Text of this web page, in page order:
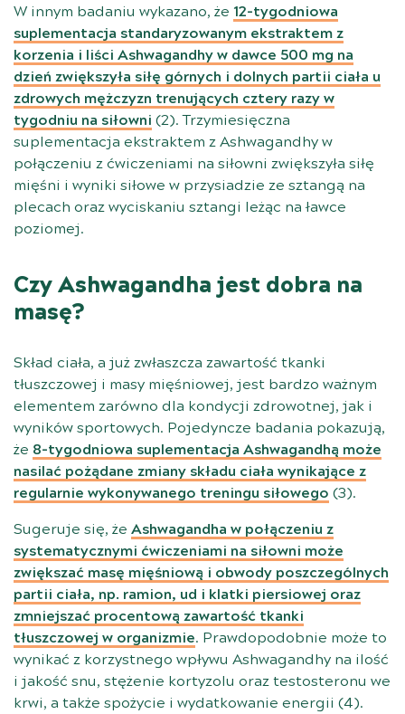
W innym badaniu wykazano, że 12-tygodniowa
suplementacja standaryzowanym ekstraktem z
korzenia i liści Ashwagandhy w dawce 500 mg na
dzień zwiększyła siłę górnych i dolnych partii ciała u
zdrowych mężczyzn trenujących cztery razy w
tygodniu na siłowni (2). Trzymiesięczna
suplementacja ekstraktem z Ashwagandhy w
połączeniu z ćwiczeniami na siłowni zwiększyła siłę
mięśni i wyniki siłowe w przysiadzie ze sztangą na
plecach oraz wyciskaniu sztangi leżąc na ławce
poziomej.
Czy Ashwagandha jest dobra na
masę?
Skład ciała, a już zwłaszcza zawartość tkanki
tłuszczowej i masy mięśniowej, jest bardzo ważnym
elementem zarówno dla kondycji zdrowotnej, jak i
wyników sportowych. Pojedyncze badania pokazują,
że 8-tygodniowa suplementacja Ashwagandhą może
nasilać pożądane zmiany składu ciała wynikające z
regularnie wykonywanego treningu siłowego (3).
Sugeruje się, że Ashwagandha w połączeniu z
systematycznymi ćwiczeniami na siłowni może
zwiększać masę mięśniową i obwody poszczególnych
partii ciała, np. ramion, ud i klatki piersiowej oraz
zmniejszać procentową zawartość tkanki
tłuszczowej w organizmie. Prawdopodobnie może to
wynikać z korzystnego wpływu Ashwagandhy na ilość
i jakość snu, stężenie kortyzolu oraz testosteronu we
krwi, a także spożycie i wydatkowanie energii (4).